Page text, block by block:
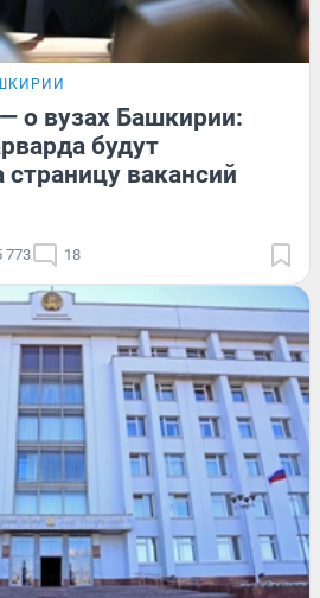
о вузах Башкирии:
будут
вакансий
773 18